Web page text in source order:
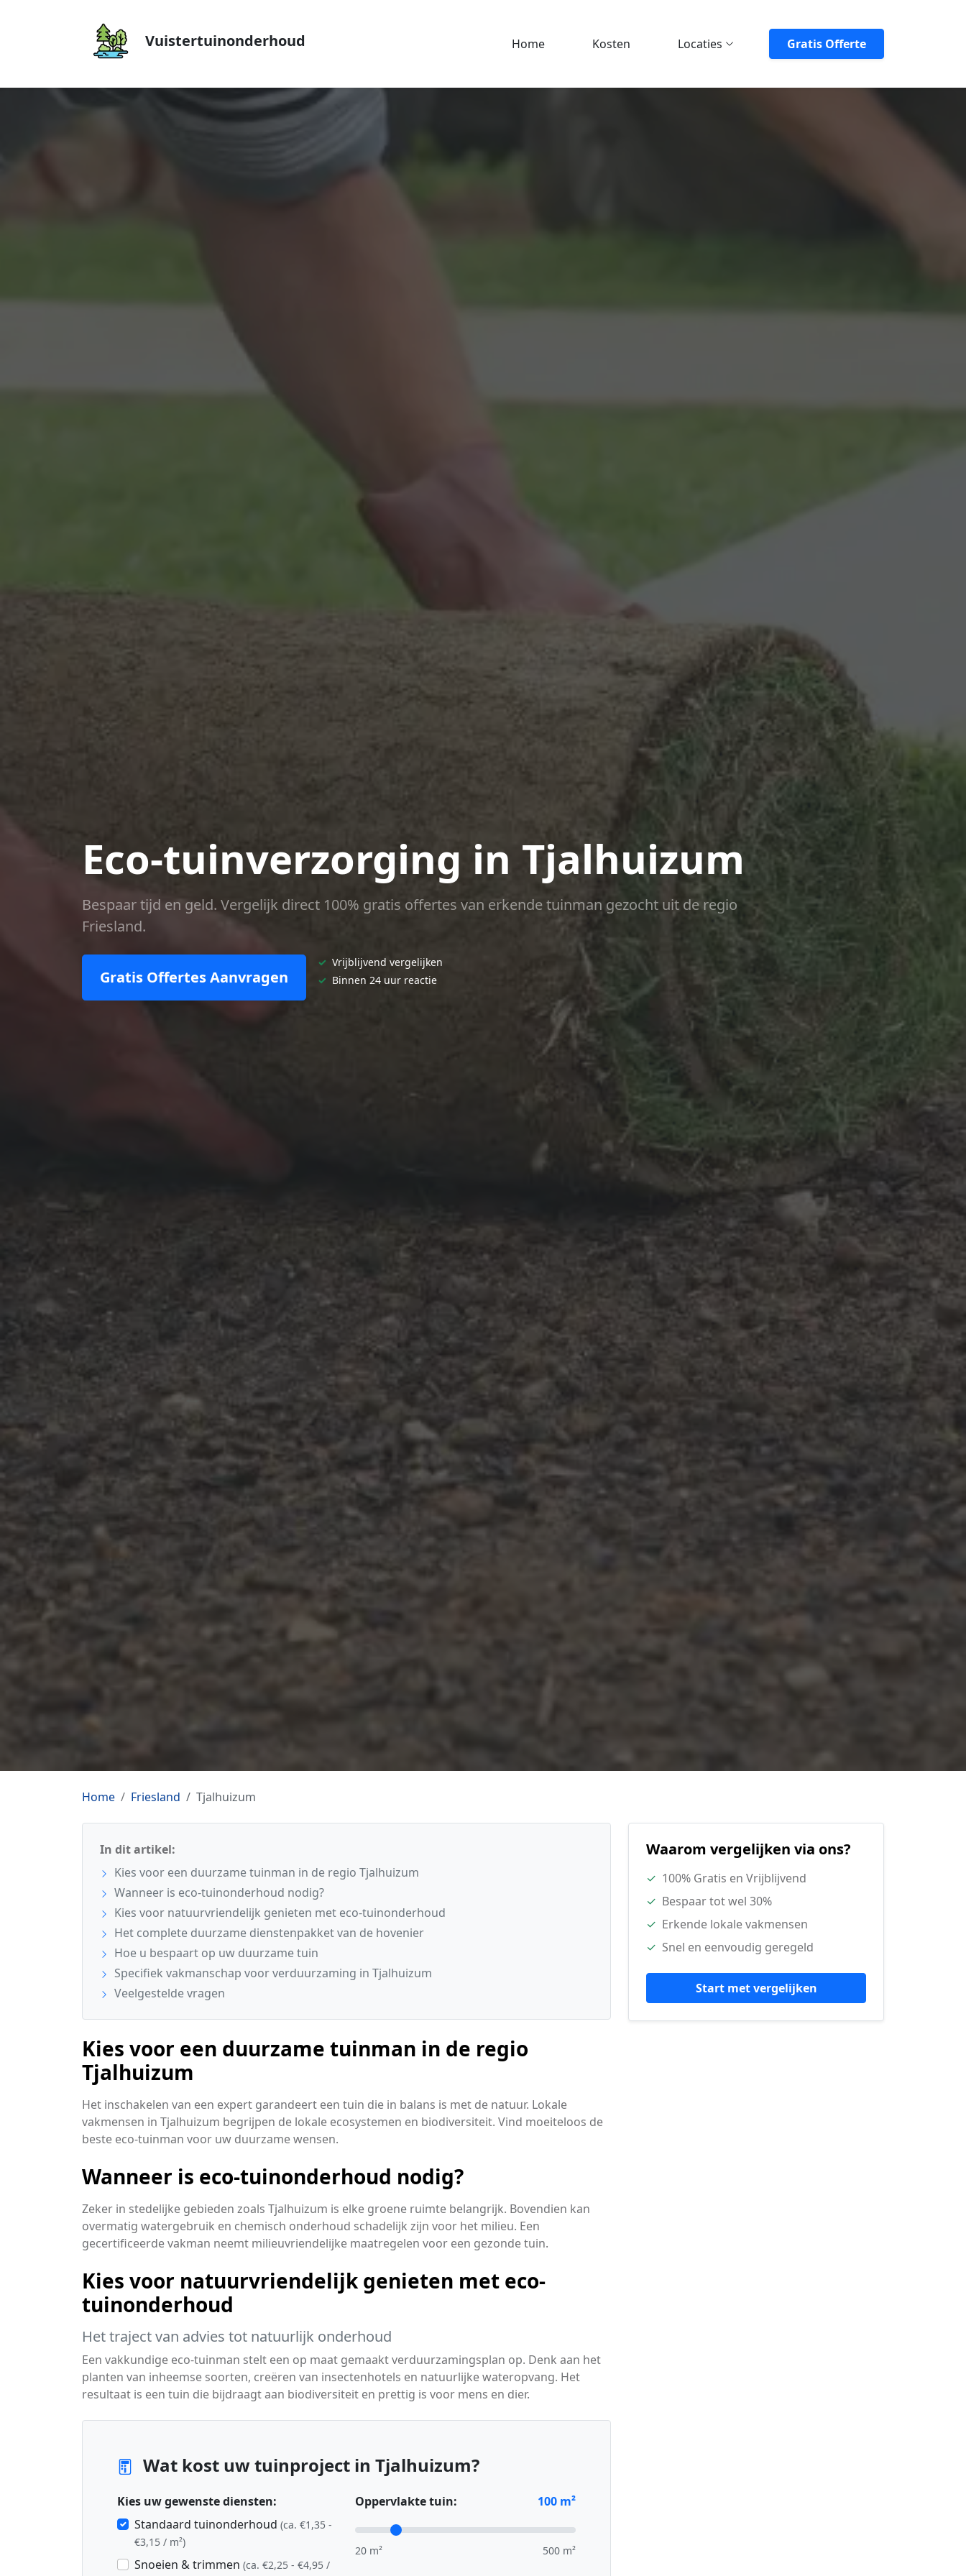
Vuistertuinonderhoud Home Kosten Locaties Gratis Offerte
Eco-tuinverzorging in Tjalhuizum
Bespaar tijd en geld. Vergelijk direct 100% gratis offertes van erkende tuinman gezocht uit de regio
Friesland.
Gratis Offertes Aanvragen
✓ Vrijblijvend vergelijken
✓ Binnen 24 uur reactie
Home Friesland Tjalhuizum
In dit artikel:
Kies voor een duurzame tuinman in de regio Tjalhuizum
Wanneer is eco-tuinonderhoud nodig?
Kies voor natuurvriendelijk genieten met eco-tuinonderhoud
Het complete duurzame dienstenpakket van de hovenier
Hoe u bespaart op uw duurzame tuin
Specifiek vakmanschap voor verduurzaming in Tjalhuizum
Veelgestelde vragen
Kies voor een duurzame tuinman in de regio
Tjalhuizum
Het inschakelen van een expert garandeert een tuin die in balans is met de natuur. Lokale
vakmensen in Tjalhuizum begrijpen de lokale ecosystemen en biodiversiteit. Vind moeiteloos de
beste eco-tuinman voor uw duurzame wensen.
Wanneer is eco-tuinonderhoud nodig?
Zeker in stedelijke gebieden zoals Tjalhuizum is elke groene ruimte belangrijk. Bovendien kan
overmatig watergebruik en chemisch onderhoud schadelijk zijn voor het milieu. Een
gecertificeerde vakman neemt milieuvriendelijke maatregelen voor een gezonde tuin.
Kies voor natuurvriendelijk genieten met eco-
tuinonderhoud
Het traject van advies tot natuurlijk onderhoud
Een vakkundige eco-tuinman stelt een op maat gemaakt verduurzamingsplan op. Denk aan het
planten van inheemse soorten, creëren van insectenhotels en natuurlijke wateropvang. Het
resultaat is een tuin die bijdraagt aan biodiversiteit en prettig is voor mens en dier.
Wat kost uw tuinproject in Tjalhuizum?
Kies uw gewenste diensten:
Standaard tuinonderhoud (ca. €1,35 -
€3,15 / m²)
Snoeien & trimmen (ca. €2,25 - €4,95 /
Oppervlakte tuin: 100 m²
20 m² 500 m²
Waarom vergelijken via ons?
✓ 100% Gratis en Vrijblijvend
✓ Bespaar tot wel 30%
✓ Erkende lokale vakmensen
✓ Snel en eenvoudig geregeld
Start met vergelijken